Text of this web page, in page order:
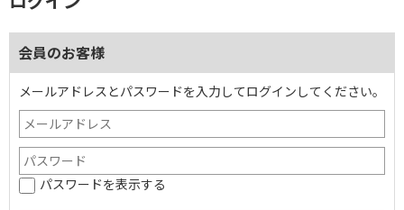
会員のお客様
メールアドレスとパスワードを入力してログインしてください。
パスワードを表示する